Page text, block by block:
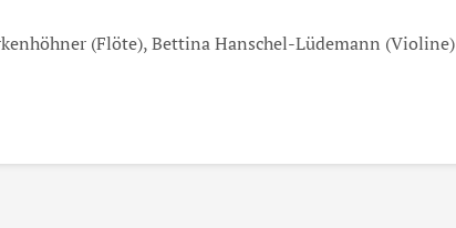
(Flöte), Bettina Hanschel-Lüdemann (Violine)